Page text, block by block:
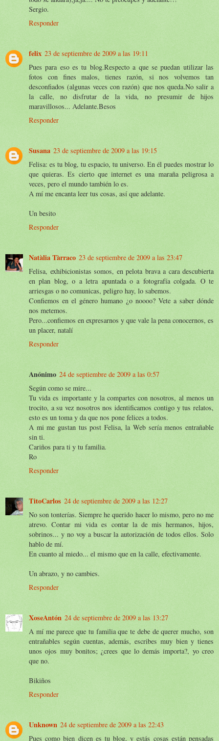
Sergio.
Responder
felix 23 de septiembre de 2009 a las 19:11
Pues para eso es tu blog.Respecto a que se puedan utilizar las
fotos con fines malos, tienes razón, si nos volvemos tan
desconfiados (algunas veces con razón) que nos queda.No salir a
la calle, no disfrutar de la vida, no presumir de hijos
maravillosos... Adelante.Besos
Responder
Susana 23 de septiembre de 2009 a las 19:15
Felisa: es tu blog, tu espacio, tu universo. En él puedes mostrar lo
que quieras. Es cierto que internet es una maraña peligrosa a
veces, pero el mundo también lo es.
A mí me encanta leer tus cosas, así que adelante.
Un besito
Responder
Natàlia Tàrraco 23 de septiembre de 2009 a las 23:47
Felisa, exhibicionistas somos, en pelota brava a cara descubierta
en plan blog, o a letra apuntada o a fotografía colgada. O te
arriesgas o no comunicas, peligro hay, lo sabemos.
Confiemos en el género humano ¿o noooo? Vete a saber dónde
nos metemos.
Pero...confiemos en expresarnos y que vale la pena conocernos, es
un placer, natalí
Responder
Anónimo 24 de septiembre de 2009 a las 0:57
Según como se mire...
Tu vida es importante y la compartes con nosotros, al menos un
trocito, a su vez nosotros nos identificamos contigo y tus relatos,
esto es un toma y da que nos pone felices a todos.
A mi me gustan tus post Felisa, la Web sería menos entrañable
sin ti.
Cariños para ti y tu familia.
Ro
Responder
TitoCarlos 24 de septiembre de 2009 a las 12:27
No son tonterías. Siempre he querido hacer lo mismo, pero no me
atrevo. Contar mi vida es contar la de mis hermanos, hijos,
sobrinos... y no voy a buscar la autorización de todos ellos. Solo
hablo de mí.
En cuanto al miedo... el mismo que en la calle, efectivamente.
Un abrazo, y no cambies.
Responder
XoseAntón 24 de septiembre de 2009 a las 13:27
A mí me parece que tu familia que te debe de querer mucho, son
entrañables según cuentas, además, escribes muy bien y tienes
unos ojos muy bonitos; ¿crees que lo demás importa?, yo creo
que no.
Bikiños
Responder
Unknown 24 de septiembre de 2009 a las 22:43
Pues como bien dicen es tu blog, y estás cosas están pensadas